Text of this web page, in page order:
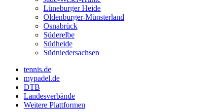
Lüneburger Heide
Oldenburger-Münsterland
Osnabrück
Süderelbe
Südheide
Südniedersachsen
tennis.de
mypadel.de
DTB
Landesverbände
Weitere Plattformen